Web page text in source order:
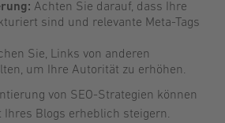
Achten Sie darauf, dass Ihre
sind und relevante Meta-Tags
Sie, Links von anderen
um Ihre Autorität zu erhöhen.
von SEO-Strategien können
Blogs erheblich steigern.